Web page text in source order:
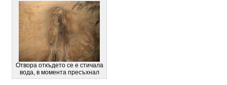
Отвора откъдето се е стичала
вода, в момента пресъхнал